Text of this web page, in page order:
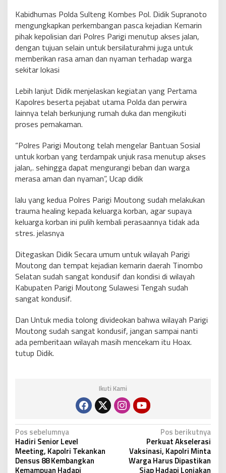
Kabidhumas Polda Sulteng Kombes Pol. Didik Supranoto
mengungkapkan perkembangan pasca kejadian Kemarin
pihak kepolisian dari Polres Parigi menutup akses jalan,
dengan tujuan selain untuk bersilaturahmi juga untuk
memberikan rasa aman dan nyaman terhadap warga
sekitar lokasi
Lebih lanjut Didik menjelaskan kegiatan yang Pertama
Kapolres beserta pejabat utama Polda dan perwira
lainnya telah berkunjung rumah duka dan mengikuti
proses pemakaman.
“Polres Parigi Moutong telah mengelar Bantuan Sosial
untuk korban yang terdampak unjuk rasa menutup akses
jalan,. sehingga dapat mengurangi beban dan warga
merasa aman dan nyaman”, Ucap didik
lalu yang kedua Polres Parigi Moutong sudah melakukan
trauma healing kepada keluarga korban, agar supaya
keluarga korban ini pulih kembali perasaannya tidak ada
stres. jelasnya
Ditegaskan Didik Secara umum untuk wilayah Parigi
Moutong dan tempat kejadian kemarin daerah Tinombo
Selatan sudah sangat kondusif dan kondisi di wilayah
Kabupaten Parigi Moutong Sulawesi Tengah sudah
sangat kondusif.
Dan Untuk media tolong divideokan bahwa wilayah Parigi
Moutong sudah sangat kondusif, jangan sampai nanti
ada pemberitaan wilayah masih mencekam itu Hoax.
tutup Didik.
Ikuti Kami
N
a
v
Pos sebelumnya
Hadiri Senior Level
Meeting, Kapolri Tekankan
Densus 88 Kembangkan
Kemampuan Hadapi
Pos berikutnya
Perkuat Akselerasi
Vaksinasi, Kapolri Minta
Warga Harus Dipastikan
Siap Hadapi Lonjakan